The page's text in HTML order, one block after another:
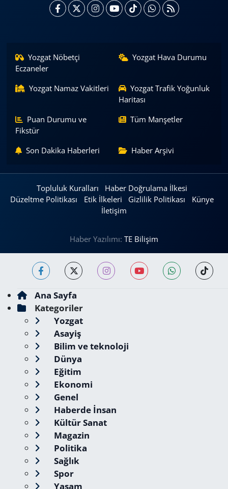
Yozgat Nöbetçi
Eczaneler
Yozgat Hava Durumu
Yozgat Namaz Vakitleri
Yozgat Trafik Yoğunluk
Haritası
Puan Durumu ve
Fikstür
Tüm Manşetler
Son Dakika Haberleri Haber Arşivi
Topluluk Kuralları
Haber Doğrulama İlkesi
Düzeltme Politikası
Etik İlkeleri Gizlilik Politikası
Künye
İletişim
Haber Yazılımı: TE Bilişim
Ana Sayfa
Kategoriler
Yozgat
Asayiş
Bilim ve teknoloji
Dünya
Eğitim
Ekonomi
Genel
Haberde İnsan
Kültür Sanat
Magazin
Politika
Sağlık
Spor
Yaşam